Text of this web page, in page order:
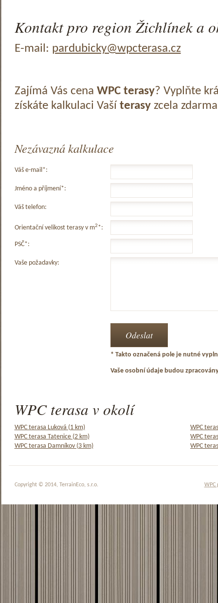
Kontakt pro region Žichlínek a
E-mail: pardubicky@wpcterasa.cz
Zajímá Vás cena WPC terasy? Vyplňte
získáte kalkulaci Vaší terasyzcela
Nezávazná kalkulace
Váš e-mail*:
Jméno a příjmení*:
Váš telefon:
Orientační velikost terasy v m2*:
PSČ*:
Vaše požadavky:
* Takto označená pole je nutné
Vaše osobní údaje budou
WPC terasa v okolí
WPC terasa Luková (1 km)
WPC
WPC terasa Tatenice (2 km)
WPC
WPC terasa Damníkov (3 km)
WPC
WPC
Copyright © 2014, TerrainEco, s.r.o.